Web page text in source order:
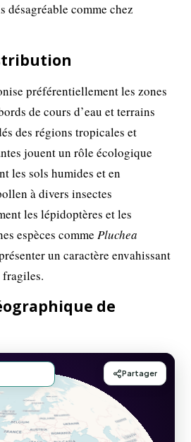
désagréable comme chez
préférentiellement les zones
de cours d’eau et terrains
des régions tropicales et
jouent un rôle écologique
les sols humides et en
à divers insectes
les lépidoptères et les
espèces commePluchea
un caractère envahissant
fragiles.
de